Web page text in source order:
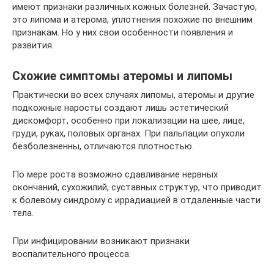
имеют признаки различных кожных болезней. Зачастую,
это липома и атерома, уплотнения похожие по внешним
признакам. Но у них свои особенности появления и
развития.
Схожие симптомы атеромы и липомы
Практически во всех случаях липомы, атеромы и другие
подкожные наросты создают лишь эстетический
дискомфорт, особенно при локализации на шее, лице,
груди, руках, половых органах. При пальпации опухоли
безболезненны, отличаются плотностью.
По мере роста возможно сдавливание нервных
окончаний, сухожилий, суставных структур, что приводит
к болевому синдрому с иррадиацией в отдаленные части
тела.
При инфицировании возникают признаки
воспалительного процесса: